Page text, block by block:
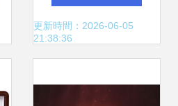
顯示時鐘的科技與
更新時間：2026-06-05
21:38:36